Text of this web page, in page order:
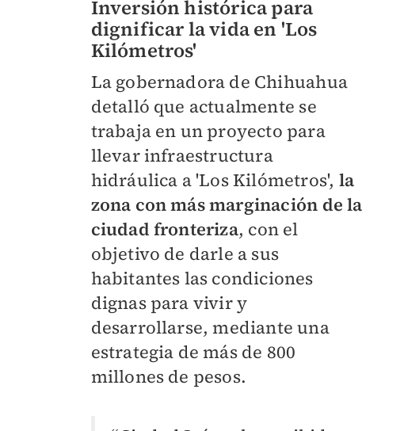
Inversión histórica para
dignificar la vida en 'Los
Kilómetros'
La gobernadora de Chihuahua
detalló que actualmente se
trabaja en un proyecto para
llevar infraestructura
hidráulica a 'Los Kilómetros', la
zona con más marginación de la
ciudad fronteriza, con el
objetivo de darle a sus
habitantes las condiciones
dignas para vivir y
desarrollarse, mediante una
estrategia de más de 800
millones de pesos.